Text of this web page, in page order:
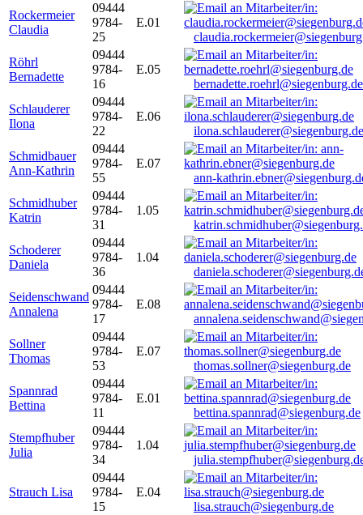
Rockermeier
Claudia
09444
9784-
25
E.01
Röhrl
Bernadette
09444
9784-
16
E.05
bernadette.roehrl@siegenburg.de
Schlauderer
Ilona
09444
9784-
22
E.06
ilona.schlauderer@siegenburg.de
Schmidbauer
Ann-Kathrin
09444
9784-
55
E.07
ann-
Schmidhuber
Katrin
09444
9784-
31
1.05
Schoderer
Daniela
09444
9784-
36
1.04
Seidenschwand
Annalena
09444
9784-
17
E.08
Sollner
Thomas
09444
9784-
53
E.07
thomas.sollner@siegenburg.de
Spannrad
Bettina
09444
9784-
11
E.01
bettina.spannrad@siegenburg.de
Stempfhuber
Julia
09444
9784-
34
1.04
Strauch Lisa
09444
9784-
15
E.04
lisa.strauch@siegenburg.de